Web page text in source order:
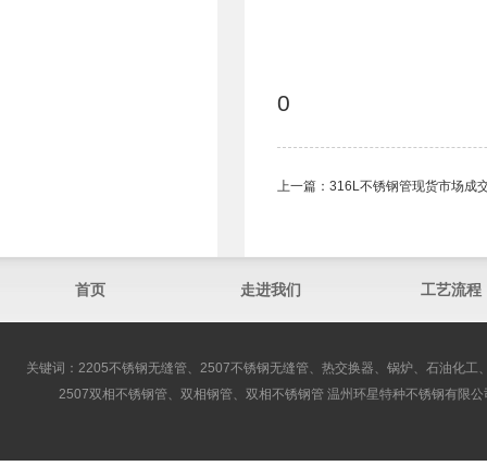
0
上一篇： 316L不锈钢管现货市场成
首页 走进我们 工艺流程
关键词：2205不锈钢无缝管、2507不锈钢无缝管、热交换器、锅炉、石油化
2507双相不锈钢管、双相钢管、双相不锈钢管 温州环星特种不锈钢有限